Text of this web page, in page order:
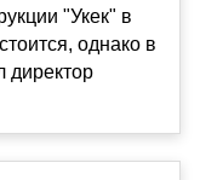
"Укек" в
однако в
директор